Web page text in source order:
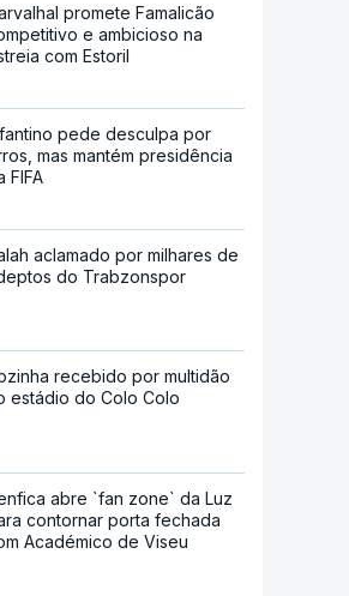
promete Famalicão
e ambicioso na
com Estoril
pede desculpa por
mas mantém presidência
FIFA
aclamado por milhares de
do Trabzonspor
recebido por multidão
estádio do Colo Colo
abre `fan zone` da Luz
contornar porta fechada
Académico de Viseu